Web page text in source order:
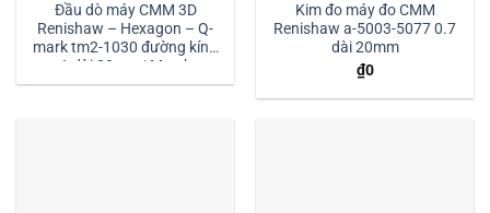
Đầu dò máy CMM 3D
Renishaw – Hexagon – Q-
mark tm2-1030 đường kính
1 dài 30mm:| Mstek
Technology
Kim đo máy đo CMM
Renishaw a-5003-5077 0.7
dài 20mm
₫0